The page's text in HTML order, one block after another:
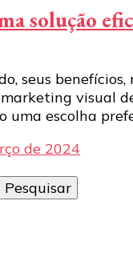
solução
seus
visual
uma escolha
de 2024
Pesquisar